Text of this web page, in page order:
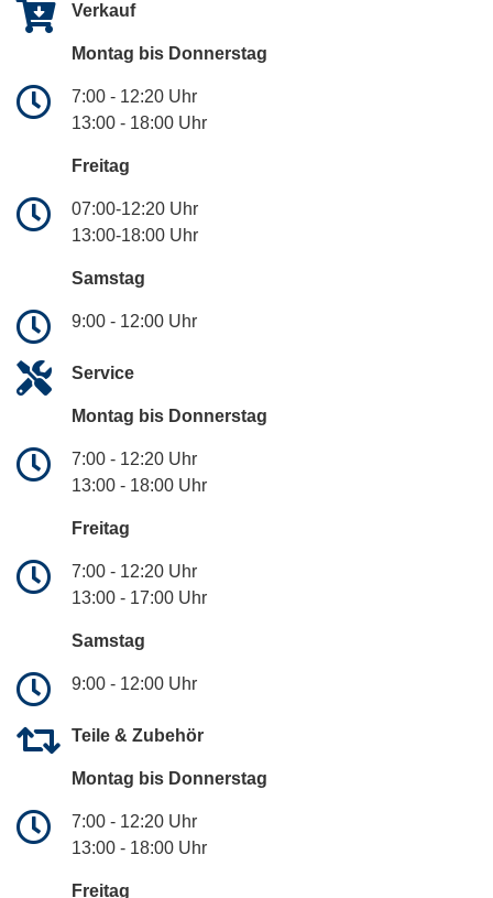
Verkauf
Montag bis Donnerstag
7:00 - 12:20 Uhr
13:00 - 18:00 Uhr
Freitag
07:00-12:20 Uhr
13:00-18:00 Uhr
Samstag
9:00 - 12:00 Uhr
Service
Montag bis Donnerstag
7:00 - 12:20 Uhr
13:00 - 18:00 Uhr
Freitag
7:00 - 12:20 Uhr
13:00 - 17:00 Uhr
Samstag
9:00 - 12:00 Uhr
Teile & Zubehör
Montag bis Donnerstag
7:00 - 12:20 Uhr
13:00 - 18:00 Uhr
Freitag